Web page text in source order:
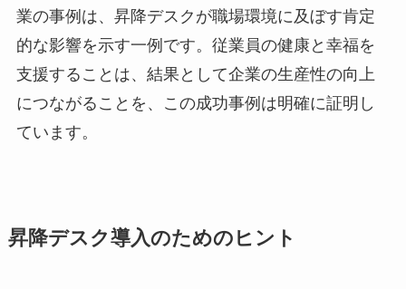
業の事例は、昇降デスクが職場環境に及ぼす肯定
的な影響を示す一例です。従業員の健康と幸福を
支援することは、結果として企業の生産性の向上
につながることを、この成功事例は明確に証明し
ています。
昇降デスク導入のためのヒント